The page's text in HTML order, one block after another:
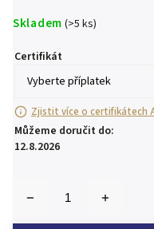
Skladem (>5 ks)
Certifikát
Zjistit více o certifikátech
Můžeme doručit do:
12.8.2026